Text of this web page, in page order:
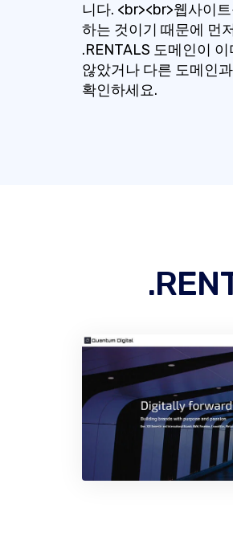
니다. <br><br>웹사이
하는 것이기 때문에 먼
.RENTALS 도메인이
않았거나 다른 도메인
확인하세요.